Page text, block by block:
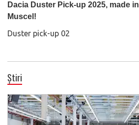
Dacia Duster Pick-up 2025, made
Muscel!
Duster pick-up 02
Știri